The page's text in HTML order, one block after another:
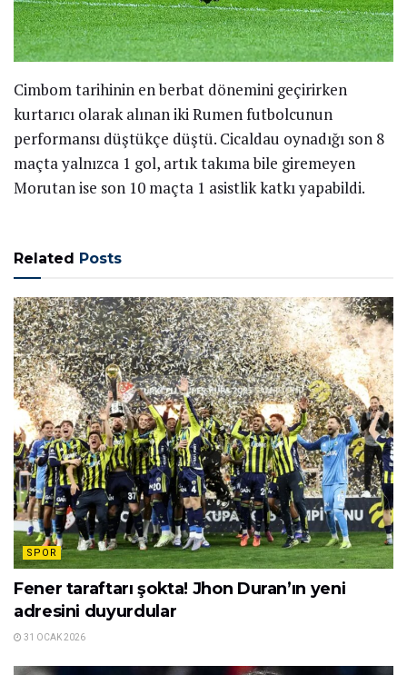
Cimbom tarihinin en berbat dönemini geçirirken
kurtarıcı olarak alınan iki Rumen futbolcunun
performansı düştükçe düştü. Cicaldau oynadığı son 8
maçta yalnızca 1 gol, artık takıma bile giremeyen
Morutan ise son 10 maçta 1 asistlik katkı yapabildi.
Related Posts
SPOR
Fener taraftarı şokta! Jhon Duran’ın yeni
adresini duyurdular
31 OCAK 2026